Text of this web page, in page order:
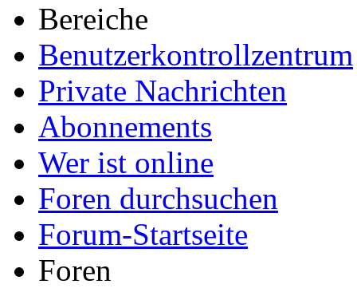
Bereiche
Benutzerkontrollzentrum
Private Nachrichten
Abonnements
Wer ist online
Foren durchsuchen
Forum-Startseite
Foren